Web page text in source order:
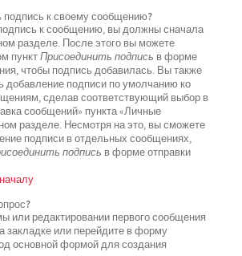
подпись к своему сообщению?
к сообщению, вы должны сначала
разделе. После этого вы можете
пунктПрисоединить подпись в форме
чтобы подпись добавилась. Вы также
добавление подписи по умолчанию ко
сделав соответствующий выбор в
сообщений» пункта «Личные
разделе. Несмотря на это, вы сможете
подписи в отдельных сообщениях,
подпись в форме отправки
или редактировании первого сообщения
закладке или перейдите в форму
основной формой для создания